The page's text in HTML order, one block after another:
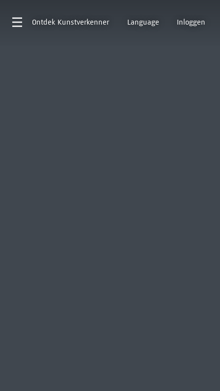
Ontdek Kunstverkenner Language Inloggen